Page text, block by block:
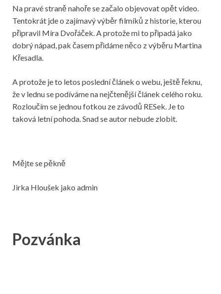
Na pravé straně nahoře se začalo objevovat opět video.
Tentokrát jde o zajímavý výběr filmíků z historie, kterou
připravil Míra Dvořáček. A protože mi to připadá jako
dobrý nápad, pak časem přidáme něco z výběru Martina
Křesadla.
A protože je to letos poslední článek o webu, ještě řeknu,
že v lednu se podíváme na nejčtenější článek celého roku.
Rozloučím se jednou fotkou ze závodů RESek. Je to
taková letní pohoda. Snad se autor nebude zlobit.
Mějte se pěkně
Jirka Hloušek jako admin
Pozvánka